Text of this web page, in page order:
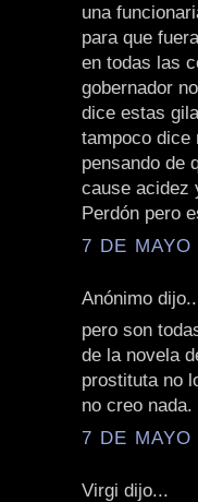
una
para que
en todas las
gobernador
dice estas
tampoco dice
pensando de
cause acidez
Perdón pero
7 DE
Anónimo
pero son
de la novela
prostituta no
no creo nada.
7 DE
Virgi dijo...